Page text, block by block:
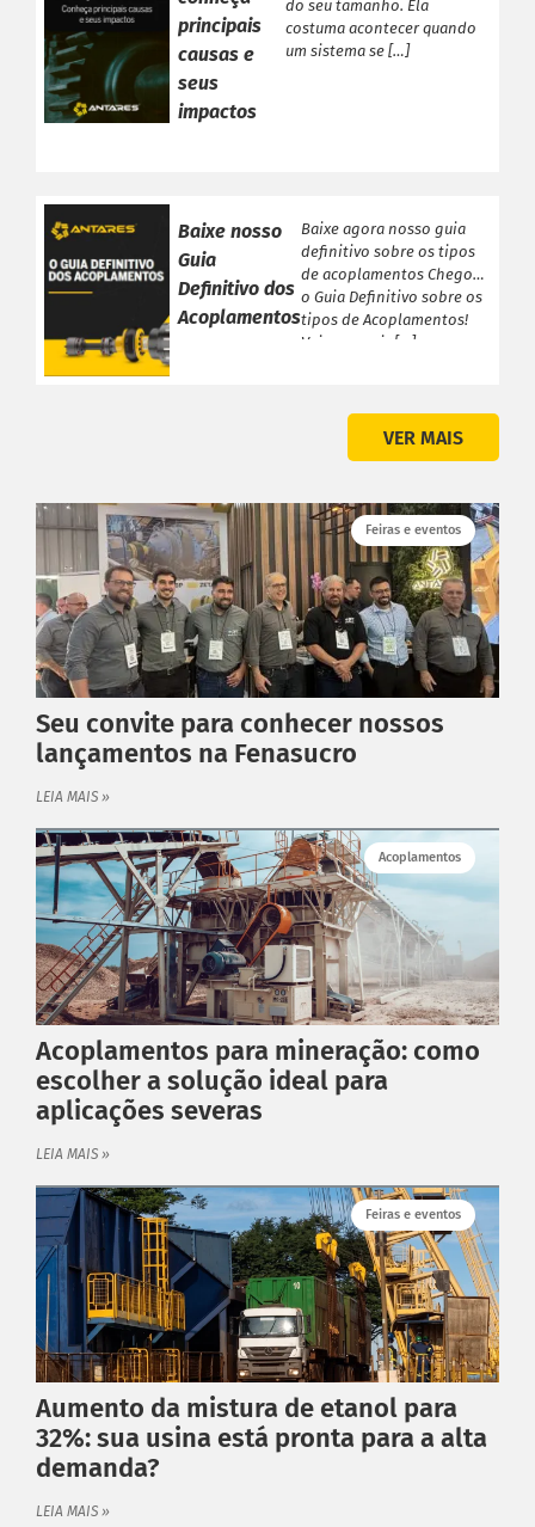
principais
causas e
seus
impactos
do seu tamanho. Ela
costuma acontecer quando
um sistema se […]
Baixe nosso
Guia
Definitivo dos
Acoplamentos
Baixe agora nosso guia
definitivo sobre os tipos
de acoplamentos Chegou
o Guia Definitivo sobre os
tipos de Acoplamentos!
Veja a seguir […]
VER MAIS
Feiras e eventos
Seu convite para conhecer nossos
lançamentos na Fenasucro
LEIA MAIS »
Acoplamentos
Acoplamentos para mineração: como
escolher a solução ideal para
aplicações severas
LEIA MAIS »
Feiras e eventos
Aumento da mistura de etanol para
32%: sua usina está pronta para a alta
demanda?
LEIA MAIS »
PRODUTOS ANTARES
Linha Completa
Acoplamentos Flexíveis
Acoplamentos Elásticos
Acoplamentos de Engrenagens
Acoplamento de Lâminas
Contra Recuos
MAIS
Garantia